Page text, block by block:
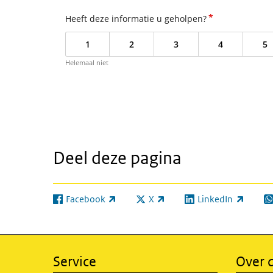
Heeft deze informatie u geholpen?*
1 2 3 4 5
Helemaal niet
Deel deze pagina
Facebook
(externe link) X
(externe link) LinkedIn
(externe link)
Service Over